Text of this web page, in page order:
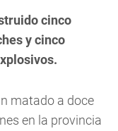
cinco
y cinco
matado a doce
en la provincia